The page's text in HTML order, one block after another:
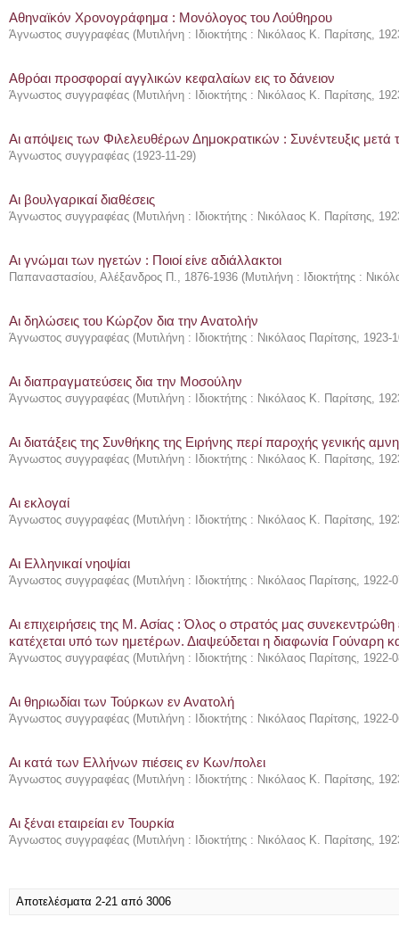
Αθηναϊκόν Χρονογράφημα : Μονόλογος του Λούθηρου
Άγνωστος συγγραφέας (Μυτιλήνη : Ιδιοκτήτης : Νικόλαος Κ. Παρίτσης,
Αθρόαι προσφοραί αγγλικών κεφαλαίων εις το δάνειον
Άγνωστος συγγραφέας (Μυτιλήνη : Ιδιοκτήτης : Νικόλαος Κ. Παρίτσης,
Αι απόψεις των Φιλελευθέρων Δημοκρατικών : Συνέντευξις
Άγνωστος συγγραφέας (1923-11-29)
Αι βουλγαρικαί διαθέσεις
Άγνωστος συγγραφέας (Μυτιλήνη : Ιδιοκτήτης : Νικόλαος Κ. Παρίτσης,
Αι γνώμαι των ηγετών : Ποιοί είνε αδιάλλακτοι
Παπαναστασίου, Αλέξανδρος Π., 1876-1936 (Μυτιλήνη : Ιδιοκτήτης :
Αι δηλώσεις του Κώρζον δια την Ανατολήν
Άγνωστος συγγραφέας (Μυτιλήνη : Ιδιοκτήτης : Νικόλαος Παρίτσης, 1923-
Αι διαπραγματεύσεις δια την Μοσούλην
Άγνωστος συγγραφέας (Μυτιλήνη : Ιδιοκτήτης : Νικόλαος Κ. Παρίτσης,
Αι διατάξεις της Συνθήκης της Ειρήνης περί παροχής γενικής
Άγνωστος συγγραφέας (Μυτιλήνη : Ιδιοκτήτης : Νικόλαος Κ. Παρίτσης,
Αι εκλογαί
Άγνωστος συγγραφέας (Μυτιλήνη : Ιδιοκτήτης : Νικόλαος Κ. Παρίτσης,
Αι Ελληνικαί νηοψίαι
Άγνωστος συγγραφέας (Μυτιλήνη : Ιδιοκτήτης : Νικόλαος Παρίτσης, 1922-
Αι επιχειρήσεις της Μ. Ασίας : Όλος ο στρατός μας
κατέχεται υπό των ημετέρων. Διαψεύδεται η διαφωνία Γούναρη
Άγνωστος συγγραφέας (Μυτιλήνη : Ιδιοκτήτης : Νικόλαος Παρίτσης, 1922-
Αι θηριωδίαι των Τούρκων εν Ανατολή
Άγνωστος συγγραφέας (Μυτιλήνη : Ιδιοκτήτης : Νικόλαος Παρίτσης, 1922-
Αι κατά των Ελλήνων πιέσεις εν Κων/πολει
Άγνωστος συγγραφέας (Μυτιλήνη : Ιδιοκτήτης : Νικόλαος Κ. Παρίτσης,
Αι ξέναι εταιρείαι εν Τουρκία
Άγνωστος συγγραφέας (Μυτιλήνη : Ιδιοκτήτης : Νικόλαος Κ. Παρίτσης,
Αποτελέσματα 2-21 από 3006